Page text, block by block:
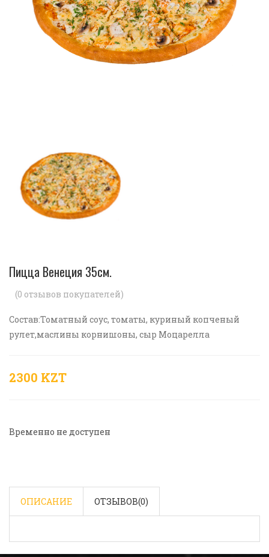
Пицца Венеция 35см.
(0 отзывов покупателей)
Состав:Томатный соус, томаты, куриный копченый
рулет,маслины корнишоны, сыр Моцарелла
2300 KZT
Временно не доступен
ОПИСАНИЕ ОТЗЫВОВ(0)